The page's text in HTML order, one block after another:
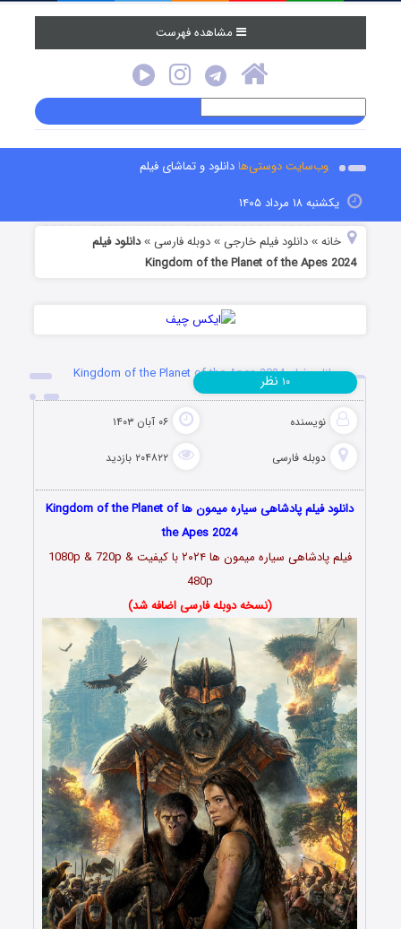
مشاهده فهرست
وب‌سایت دوستی‌هادانلود و تماشای فیلم
یکشنبه ۱۸ مرداد ۱۴۰۵
خانه »دانلود فیلم خارجی »دوبله فارسی »دانلود فیلم
Kingdom of the Planet of the Apes 2024
دانلود فیلم Kingdom of the Planet of the Apes 2024
نویسنده ۰۶ آبان ۱۴۰۳
دوبله فارسی ۲۰۴۸۲۲ بازدید
۱۰ نظر
دانلود فیلم پادشاهی سیاره میمون ها Kingdom of the Planet of
the Apes 2024
فیلم پادشاهی سیاره میمون ها ۲۰۲۴ با کیفیت 1080p & 720p &
480p
(نسخه دوبله فارسی اضافه شد)